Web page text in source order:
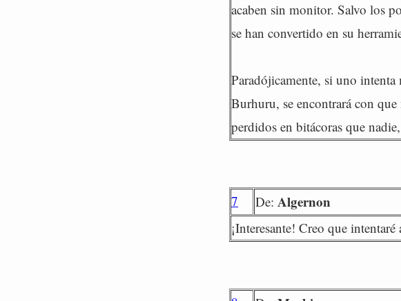
acaben sin monitor. Salvo los
se han convertido en su
Paradójicamente, si uno
Burhuru, se encontrará con
perdidos en bitácoras que
7 De: Algernon
¡Interesante! Creo que